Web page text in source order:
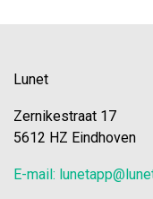
Lunet
Zernikestraat 17
5612 HZ Eindhoven
E-mail: